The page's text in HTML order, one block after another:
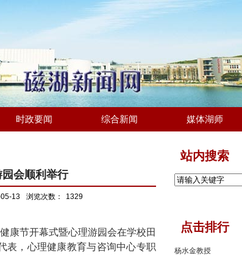
时政要闻 综合新闻 媒体湖师
园会顺利举行
13 浏览次数： 1329
康节开幕式暨心理游园会在学校田
表，心理健康教育与咨询中心专职
站内搜索
点击排行